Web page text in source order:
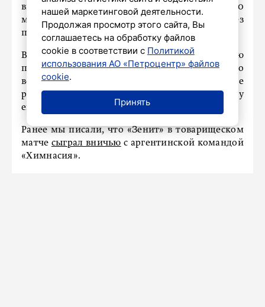
выплатят прописанные в контракте 60
миллионов евро, трансфер состоится без
препятствий», – пишет издание.
В случае ухода бразильца главной целью
петербуржцев станет Малком. Однако
возвращение футболиста может случиться не
раньше чем через год, когда подойдет к концу
его контракт с «Аль-Хилялем».
Ранее мы писали, что «Зенит» в товарищеском
матче сыграл вничью с аргентинской командой
«Химнасия».
нашей маркетинговой деятельности.
Продолжая просмотр этого сайта, Вы
соглашаетесь на обработку файлов
cookie в соответствии с Политикой
использования АО «Петроцентр» файлов
cookie.
Принять